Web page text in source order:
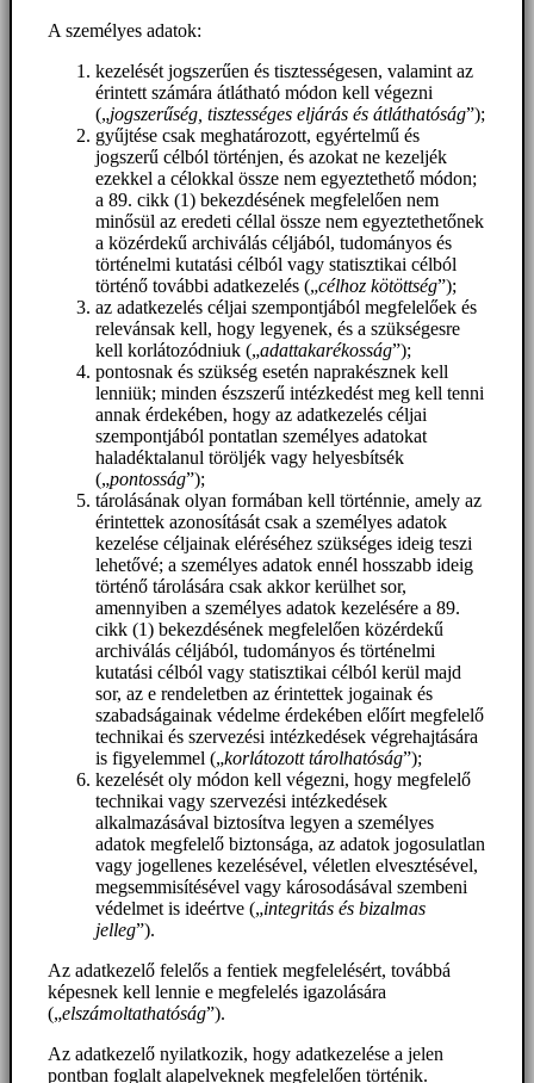
A személyes adatok:
kezelését jogszerűen és tisztességesen, valamint az
érintett számára átlátható módon kell végezni
(„jogszerűség, tisztességes eljárás és átláthatóság”);
gyűjtése csak meghatározott, egyértelmű és
jogszerű célból történjen, és azokat ne kezeljék
ezekkel a célokkal össze nem egyeztethető módon;
a 89. cikk (1) bekezdésének megfelelően nem
minősül az eredeti céllal össze nem egyeztethetőnek
a közérdekű archiválás céljából, tudományos és
történelmi kutatási célból vagy statisztikai célból
történő további adatkezelés („célhoz kötöttség”);
az adatkezelés céljai szempontjából megfelelőek és
relevánsak kell, hogy legyenek, és a szükségesre
kell korlátozódniuk („adattakarékosság”);
pontosnak és szükség esetén naprakésznek kell
lenniük; minden észszerű intézkedést meg kell tenni
annak érdekében, hogy az adatkezelés céljai
szempontjából pontatlan személyes adatokat
haladéktalanul töröljék vagy helyesbítsék
(„pontosság”);
tárolásának olyan formában kell történnie, amely az
érintettek azonosítását csak a személyes adatok
kezelése céljainak eléréséhez szükséges ideig teszi
lehetővé; a személyes adatok ennél hosszabb ideig
történő tárolására csak akkor kerülhet sor,
amennyiben a személyes adatok kezelésére a 89.
cikk (1) bekezdésének megfelelően közérdekű
archiválás céljából, tudományos és történelmi
kutatási célból vagy statisztikai célból kerül majd
sor, az e rendeletben az érintettek jogainak és
szabadságainak védelme érdekében előírt megfelelő
technikai és szervezési intézkedések végrehajtására
is figyelemmel („korlátozott tárolhatóság”);
kezelését oly módon kell végezni, hogy megfelelő
technikai vagy szervezési intézkedések
alkalmazásával biztosítva legyen a személyes
adatok megfelelő biztonsága, az adatok jogosulatlan
vagy jogellenes kezelésével, véletlen elvesztésével,
megsemmisítésével vagy károsodásával szembeni
védelmet is ideértve („integritás és bizalmas
jelleg”).
Az adatkezelő felelős a fentiek megfelelésért, továbbá
képesnek kell lennie e megfelelés igazolására
(„elszámoltathatóság”).
Az adatkezelő nyilatkozik, hogy adatkezelése a jelen
pontban foglalt alapelveknek megfelelően történik.